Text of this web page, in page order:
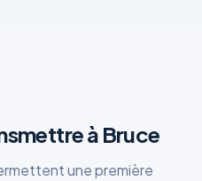
à Bruce
une première